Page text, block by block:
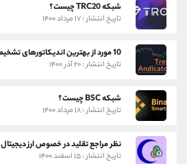
شبکه TRC20 چیست؟
تاریخ انتشار : ۱۷ مرداد ۱۴۰۰
10 مورد از بهترین اندیکاتورهای تشخیص روند
تاریخ انتشار : ۲۰ آذر ۱۴۰۰
شبکه BSC چیست؟
تاریخ انتشار : ۱۸ مرداد ۱۴۰۰
نظر مراجع تقلید در خصوص ارز دیجیتال
تاریخ انتشار : ۱۵ اسفند ۱۴۰۰